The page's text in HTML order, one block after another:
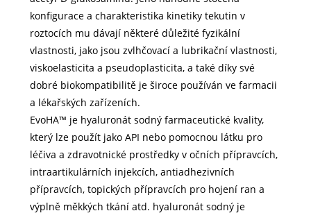
konfigurace a charakteristika kinetiky tekutin v
roztocích mu dávají některé důležité fyzikální
vlastnosti, jako jsou zvlhčovací a lubrikační vlastnosti,
viskoelasticita a pseudoplasticita, a také díky své
dobré biokompatibilitě je široce používán ve farmacii
a lékařských zařízeních.
EvoHA™ je hyaluronát sodný farmaceutické kvality,
který lze použít jako API nebo pomocnou látku pro
léčiva a zdravotnické prostředky v očních přípravcích,
intraartikulárních injekcích, antiadhezivních
přípravcích, topických přípravcích pro hojení ran a
výplně měkkých tkání atd. hyaluronát sodný je